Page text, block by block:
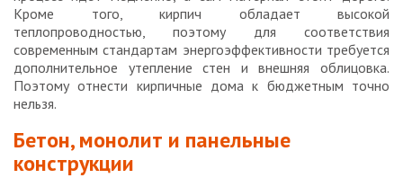
Кроме того, кирпич обладает высокой
теплопроводностью, поэтому для соответствия
современным стандартам энергоэффективности требуется
дополнительное утепление стен и внешняя облицовка.
Поэтому отнести кирпичные дома к бюджетным точно
нельзя.
Бетон, монолит и панельные
конструкции